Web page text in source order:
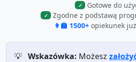
✓ Gotowe do
✓
Zgodne z podstawą
👩‍🏫 1500+ opiekunek
💡 Wskazówka: Możesz